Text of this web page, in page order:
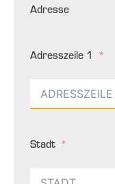
Adresse
Adresszeile 1
Stadt